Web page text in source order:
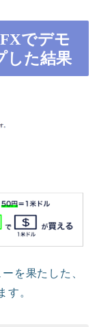
でデモ
した結果
を果たした、
す。